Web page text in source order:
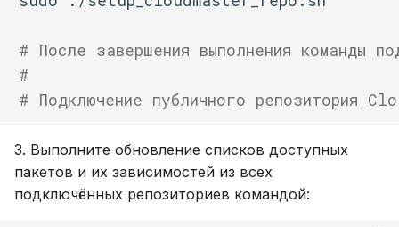
# После завершения выполнения команды
#
# Подключение публичного репозитория
3. Выполните обновление списков доступных
пакетов и их зависимостей из всех
подключённых репозиториев командой: